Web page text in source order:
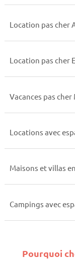
Location pas cher
Location pas cher
Vacances pas cher
Locations avec
Maisons et villas
Campings avec
Pourquoi